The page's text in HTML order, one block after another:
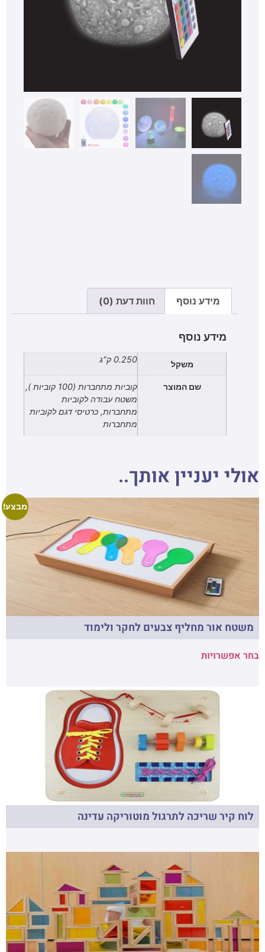
מידע נוסף חוות דעת (0)
מידע נוסף
משקל 0.250 ק"ג
שם המוצר
קוביות מתחברות (100 קוביות ),
משטח עבודה לקוביות
מתחברות, כרטיסי דגם לקוביות
מתחברות
אולי יעניין אותך..
מבצע!
משטח אור מחליף צבעים לחקר ולימוד
בחר אפשרויות
לוח קיר שריכה לתרגול מוטוריקה עדינה